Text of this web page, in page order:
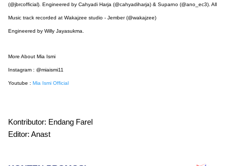
(@jbrcofficial). Engineered by Cahyadi Harja (@cahyadiharja) & Suparno (@ano_ec3). All
Music track recorded at Wakajzee studio - Jember (@wakajzee)
Engineered by Willy Jayasukma.
More About Mia Ismi
Instagram : @miaismi11
Youtube : Mia Ismi Official
Kontributor: Endang Farel
Editor: Anast